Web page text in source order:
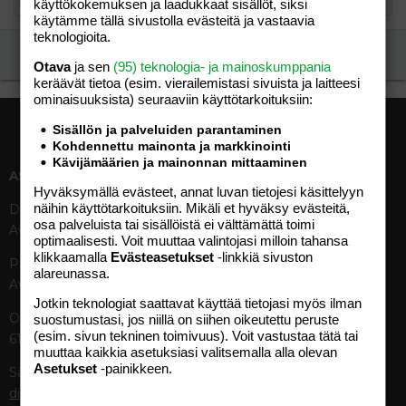
ASIAKASPALVELU
Digipalvelut (09) 156 6227
Avoinna ma–pe 8–19
Painettu lehti (09) 156 665
Avoinna ma–pe 8–19
Otavamedian vaihde (09) 156
61
Sähköposti (digi)
digi@otavamedia.fi
Tekniset tiedot, aikataulut ja
ilmoitushinnat
Tietoa verkon kävijöistä
Käyttöehdot
TUOTTEET
käyttökokemuksen ja laadukkaat sisällöt, siksi
käytämme tällä sivustolla evästeitä ja vastaavia
teknologioita.
Otavaja sen (95) teknologia- ja mainoskumppania
keräävät tietoa (esim. vierailemis­tasi sivuista ja laitteesi
ominaisuuk­sista) seuraaviin käyttötarkoituksiin:
Sisällön ja palveluiden parantaminen
Kohdennettu mainonta ja markkinointi
Kävijämäärien ja mainonnan mittaaminen
Hyväksymällä evästeet, annat luvan tietojesi käsittelyyn
näihin käyttötarkoituksiin. Mikäli et hyväksy evästeitä,
osa palveluista tai sisällöistä ei välttämättä toimi
optimaalisesti. Voit muuttaa valintojasi milloin tahansa
klikkaamalla Evästeasetukset -linkkiä sivuston
alareunassa.
Jotkin teknologiat saattavat käyttää tietojasi myös ilman
suostumustasi, jos niillä on siihen oikeutettu peruste
(esim. sivun tekninen toimivuus). Voit vastustaa tätä tai
muuttaa kaikkia asetuksiasi valitsemalla alla olevan
Asetukset -painikkeen.